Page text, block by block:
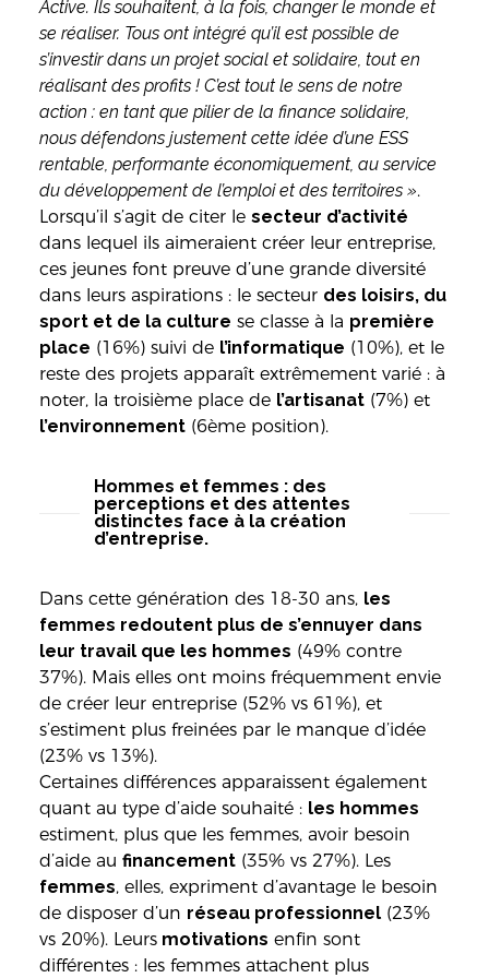
Active. Ils souhaitent, à la fois, changer le monde et
se réaliser. Tous ont intégré qu’il est possible de
s’investir dans un projet social et solidaire, tout en
réalisant des profits ! C’est tout le sens de notre
action : en tant que pilier de la finance solidaire,
nous défendons justement cette idée d’une ESS
rentable, performante économiquement, au service
du développement de l’emploi et des territoires ».
Lorsqu’il s’agit de citer le secteur d’activité
dans lequel ils aimeraient créer leur entreprise,
ces jeunes font preuve d’une grande diversité
dans leurs aspirations : le secteur des loisirs, du
sport et de la culture se classe à la première
place (16%) suivi de l’informatique (10%), et le
reste des projets apparaît extrêmement varié : à
noter, la troisième place de l’artisanat(7%) et
l’environnement(6ème position).
Hommes et femmes : des
perceptions et des attentes
distinctes face à la création
d’entreprise.
Dans cette génération des 18-30 ans, les
femmes redoutent plus de s’ennuyer dans
leur travail que les hommes (49% contre
37%). Mais elles ont moins fréquemment envie
de créer leur entreprise (52% vs 61%), et
s’estiment plus freinées par le manque d’idée
(23% vs 13%).
Certaines différences apparaissent également
quant au type d’aide souhaité : les hommes
estiment, plus que les femmes, avoir besoin
d’aide au financement(35% vs 27%). Les
femmes, elles, expriment d’avantage le besoin
de disposer d’un réseau professionnel(23%
vs 20%). Leursmotivations enfin sont
différentes : les femmes attachent plus